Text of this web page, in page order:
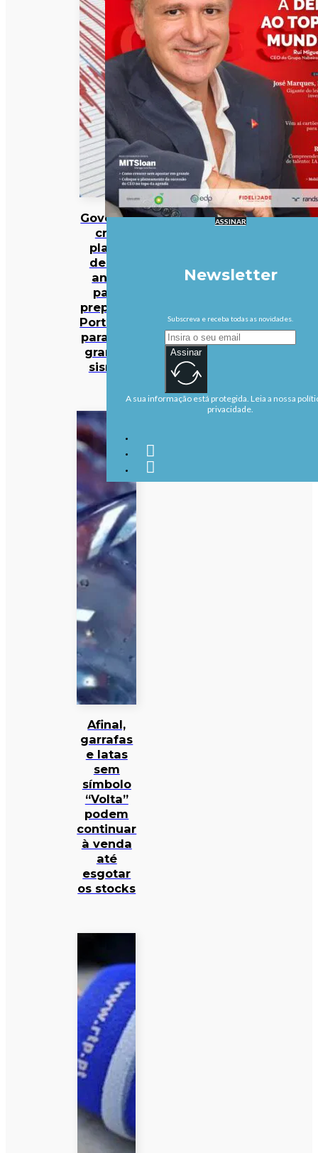
Governo
cria
plano
de 30
anos
para
preparar
Portugal
para um
grande
sismo
Afinal,
garrafas
e latas
sem
símbolo
“Volta”
podem
continuar
à venda
até
esgotar
os stocks
ASSINAR
Newsletter
Subscreva e receba todas as novidades.
Assinar
A sua informação está protegida. Leia a nossa
privacidade.